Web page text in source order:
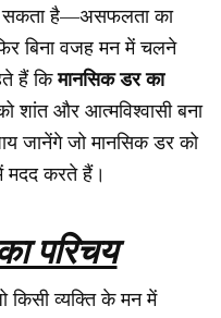
सकता है—असफलता का
बिना वजह मन में चलने
हैं किमानसिक डर का
शांत और आत्मविश्वासी बना
जानेंगे जो मानसिक डर को
करते हैं।
परिचय
किसी व्यक्ति के मन में